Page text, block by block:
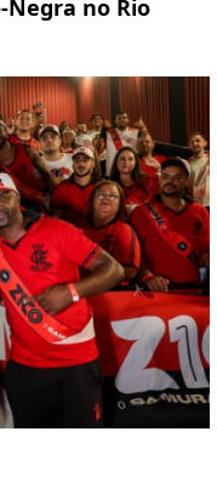
Negra no Rio